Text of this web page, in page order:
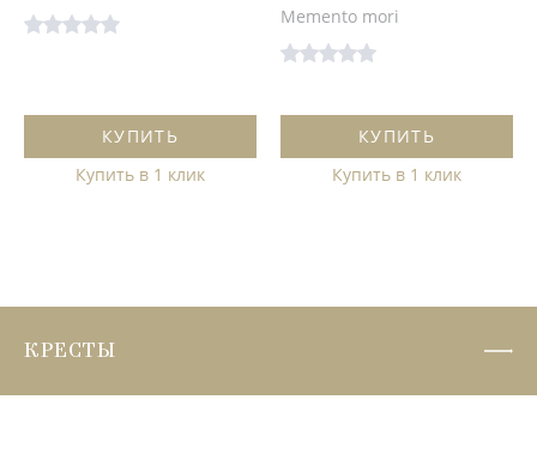
КУПИТЬ
Купить в 1 клик
Memento mori
КУПИТЬ
Купить в 1 клик
КРЕСТЫ